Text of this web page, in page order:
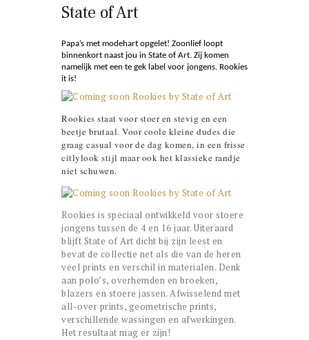
State of Art
Papa’s met modehart opgelet! Zoonlief loopt
binnenkort naast jou in State of Art. Zij komen
namelijk met een te gek label voor jongens. Rookies
it is!
Rookies staat voor stoer en stevig en een
beetje brutaal. Voor coole kleine dudes die
graag casual voor de dag komen, in een frisse
citlylook stijl maar ook het klassieke randje
niet schuwen.
Rookies is speciaal ontwikkeld voor stoere
jongens tussen de 4 en 16 jaar. Uiteraard
blijft State of Art dicht bij zijn leest en
bevat de collectie net als die van de heren
veel prints en verschil in materialen. Denk
aan polo’s, overhemden en broeken,
blazers en stoere jassen. Afwisselend met
all-over prints, geometrische prints,
verschillende wassingen en afwerkingen.
Het resultaat mag er zijn!